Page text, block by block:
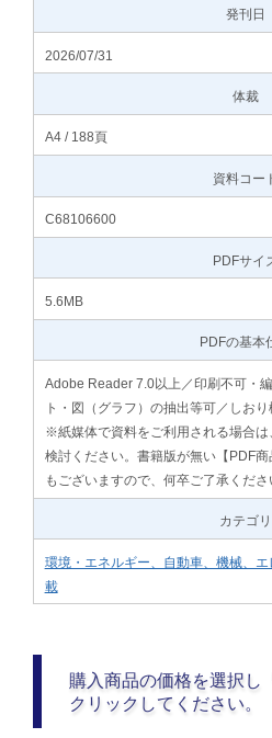
発刊日
2026/07/31
体裁
A4 / 188頁
資料コー
C68106600
PDFサイ
5.6MB
PDFの基本
Adobe Reader 7.0以上／印刷不可・
ト・図（グラフ）の抽出等可／しお
※紙媒体で資料をご利用される場合
検討ください。書籍版が無い【PDF
もございますので、何卒ご了承くださ
カテゴリ
環境・エネルギー、自動車、機械、エ
載
購入商品の価格を選択し
クリックしてください。